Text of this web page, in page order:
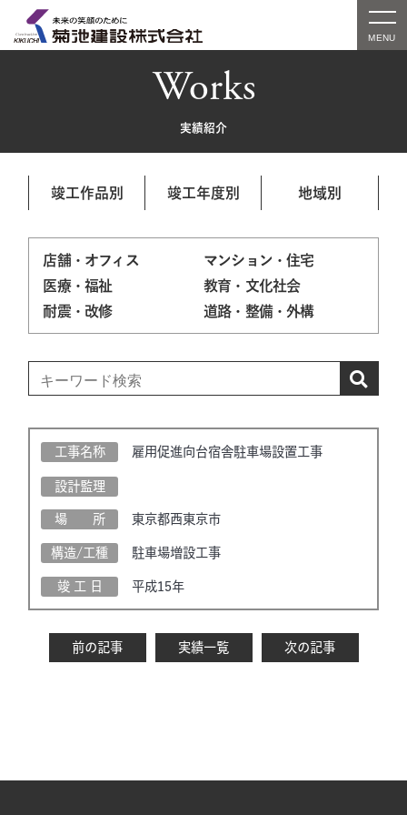
Works
実績紹介
竣工作品別 竣工年度別 地域別
店舗・オフィス
マンション・住宅
医療・福祉
教育・文化社会
耐震・改修
道路・整備・外構
工事名称 雇用促進向台宿舎駐車場設置工事
設計監理
場 所 東京都西東京市
構造/工種 駐車場増設工事
竣 工 日 平成15年
前の記事 実績一覧 次の記事